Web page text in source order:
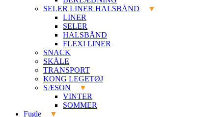
SELER LINER HALSBÅND
LINER
SELER
HALSBÅND
FLEXI LINER
SNACK
SKÅLE
TRANSPORT
KONG LEGETØJ
SÆSON
VINTER
SOMMER
Fugle